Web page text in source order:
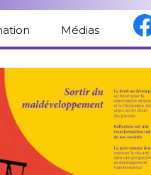
Médias
Revue de presse